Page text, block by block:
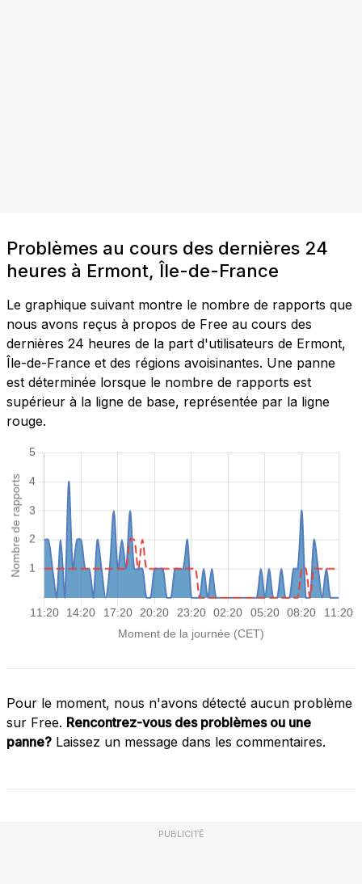
Problèmes au cours des dernières 24
heures à Ermont, Île-de-France
Le graphique suivant montre le nombre de rapports que
nous avons reçus à propos de Free au cours des
dernières 24 heures de la part d'utilisateurs de Ermont,
Île-de-France et des régions avoisinantes. Une panne
est déterminée lorsque le nombre de rapports est
supérieur à la ligne de base, représentée par la ligne
rouge.
Pour le moment, nous n'avons détecté aucun problème
sur Free. Rencontrez-vous des problèmes ou une
panne? Laissez un message dans les commentaires.
PUBLICITÉ